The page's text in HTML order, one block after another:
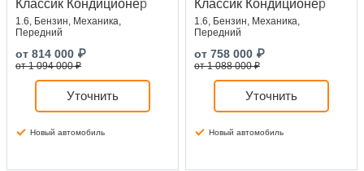
Классик Кондиционер
1.6, Бензин, Механика,
Передний
от 814 000 ₽
от 1 094 000 ₽
Уточнить
Новый автомобиль
Классик Кондиционер
1.6, Бензин, Механика,
Передний
от 758 000 ₽
от 1 088 000 ₽
Уточнить
Новый автомобиль